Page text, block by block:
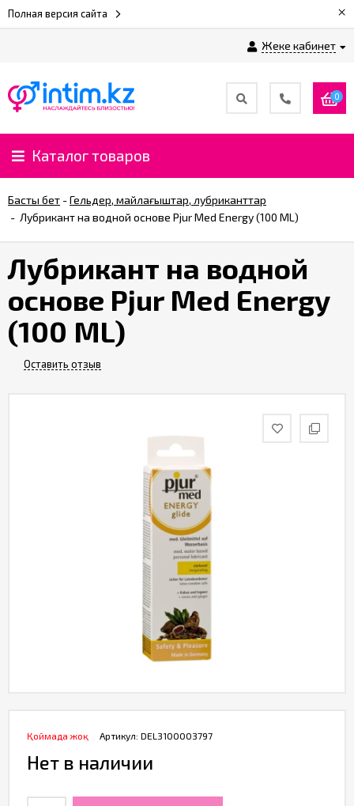
Полная версия сайта ×
Жеке кабинет
0
Каталог товаров
Басты бет -Гельдер, майлағыштар, лубриканттар
- Лубрикант на водной основе Pjur Med Energy (100 ML)
Лубрикант на водной
основе Pjur Med Energy
(100 ML)
Оставить отзыв
Артикул: DEL3100003797
Қоймада жоқ
Нет в наличии